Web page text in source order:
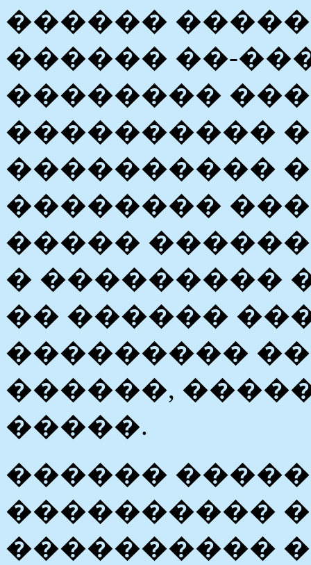
������
������ ��-
��������
����������
����������
��������
�����
� ���������
�� ������
���������
������,
�����.
������
����������
����������